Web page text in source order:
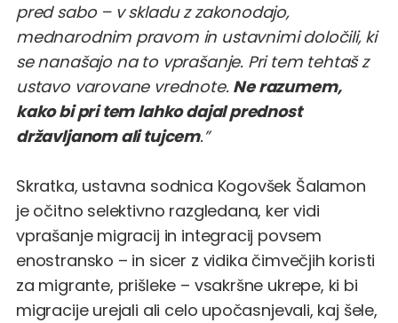
pred sabo – v skladu z zakonodajo,
mednarodnim pravom in ustavnimi določili, ki
se nanašajo na to vprašanje. Pri tem tehtaš z
ustavo varovane vrednote. Ne razumem,
kako bi pri tem lahko dajal prednost
državljanom ali tujcem.”
Skratka, ustavna sodnica Kogovšek Šalamon
je očitno selektivno razgledana, ker vidi
vprašanje migracij in integracij povsem
enostransko – in sicer z vidika čimvečjih koristi
za migrante, prišleke – vsakršne ukrepe, ki bi
migracije urejali ali celo upočasnjevali, kaj šele,